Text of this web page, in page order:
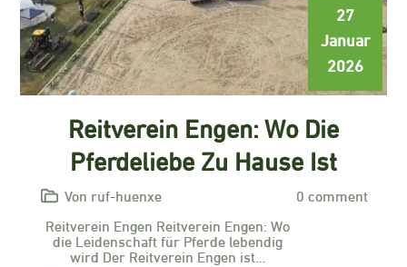
27
Januar
2026
Reitverein Engen: Wo Die
Pferdeliebe Zu Hause Ist
Von ruf-huenxe
0 comment
Reitverein Engen Reitverein Engen: Wo
die Leidenschaft für Pferde lebendig
wird Der Reitverein Engen ist…